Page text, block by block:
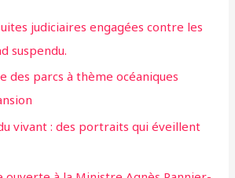
judiciaires engagées contre les
suspendu.
des parcs à thème océaniques
vivant : des portraits qui éveillent